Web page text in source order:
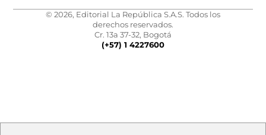
© 2026, Editorial La República S.A.S. Todos los
derechos reservados.
Cr. 13a 37-32, Bogotá
(+57) 1 4227600